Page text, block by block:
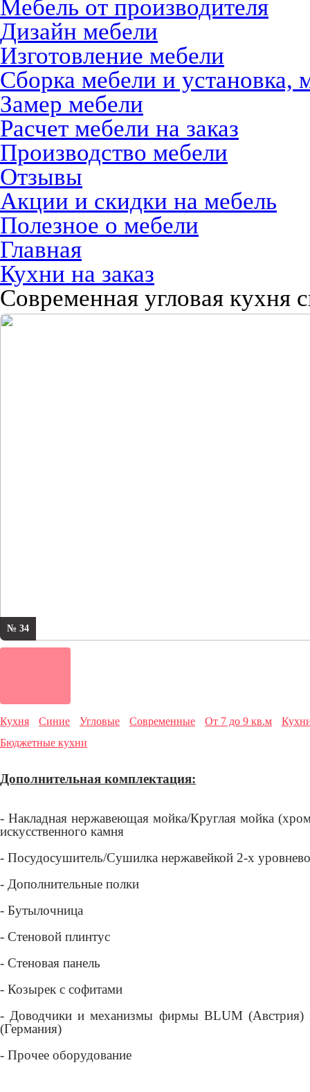
Мебель от производителя
Дизайн мебели
Изготовление мебели
Сборка мебели и установка,
Замер мебели
Расчет мебели на заказ
Производство мебели
Отзывы
Акции и скидки на мебель
Полезное о мебели
Главная
Кухни на заказ
Современная угловая кухня
№ 34
Кухня Синие Угловые Современные От 7 до 9 кв.м
Бюджетные кухни
Дополнительная комплектация:
- Накладная нержавеющая мойка/Круглая мойка
искусственного камня
- Посудосушитель/Сушилка нержавейкой 2-х
- Дополнительные полки
- Бутылочница
- Стеновой плинтус
- Стеновая панель
- Козырек с софитами
- Доводчики и механизмы фирмы BLUM (Австрия)
(Германия)
- Прочее оборудование